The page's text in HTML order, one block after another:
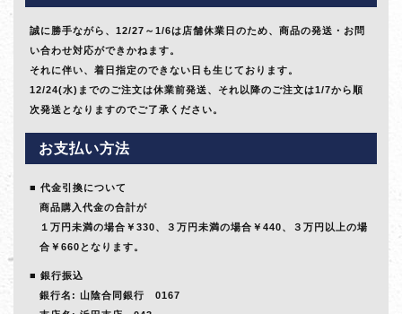
誠に勝手ながら、12/27～1/6は店舗休業日のため、商品の発送・お問
い合わせ対応ができかねます。
それに伴い、着日指定のできない日も生じております。
12/24(水)までのご注文は休業前発送、それ以降のご注文は1/7から順
次発送となりますのでご了承ください。
お支払い方法
代金引換について
商品購入代金の合計が
１万円未満の場合￥330、３万円未満の場合￥440、３万円以上の場
合￥660となります。
銀行振込
銀行名: 山陰合同銀行 0167